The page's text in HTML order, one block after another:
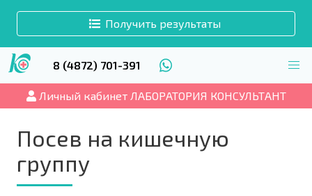
Получить результаты
8 (4872) 701-391
Личный кабинет ЛАБОРАТОРИЯ КОНСУЛЬТАНТ
Посев на кишечную
группу